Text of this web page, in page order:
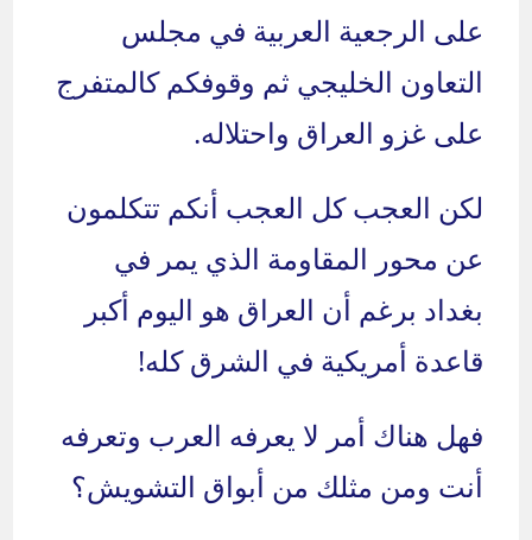
على الرجعية العربية في مجلس
التعاون الخليجي ثم وقوفكم كالمتفرج
على غزو العراق واحتلاله.
لكن العجب كل العجب أنكم تتكلمون
عن محور المقاومة الذي يمر في
بغداد برغم أن العراق هو اليوم أكبر
قاعدة أمريكية في الشرق كله!
فهل هناك أمر لا يعرفه العرب وتعرفه
أنت ومن مثلك من أبواق التشويش؟